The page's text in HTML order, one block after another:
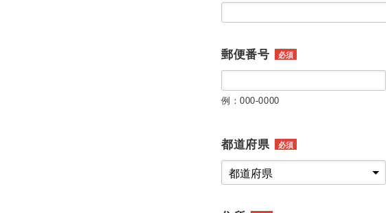
郵便番号 必須
例：000-0000
都道府県 必須